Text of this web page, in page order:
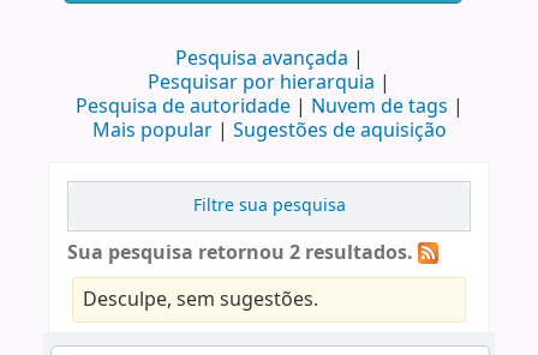
Pesquisa avançada
Pesquisar por hierarquia
Pesquisa de autoridade
Nuvem de tags
Mais popular
Sugestões de aquisição
Filtre sua pesquisa
Sua pesquisa retornou 2 resultados.
Desculpe, sem sugestões.